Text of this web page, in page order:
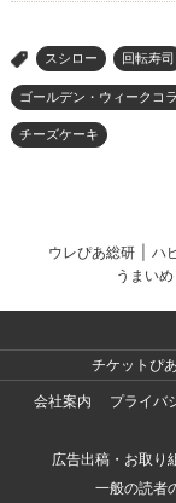
> スシロー 回転寿司
ゴールデン・ウィークコ
チーズケーキ
ウレぴあ総研 ハ
うまいめ
チケットぴあ
会社案内
プライバ
広告出稿・お取り
一般の読者